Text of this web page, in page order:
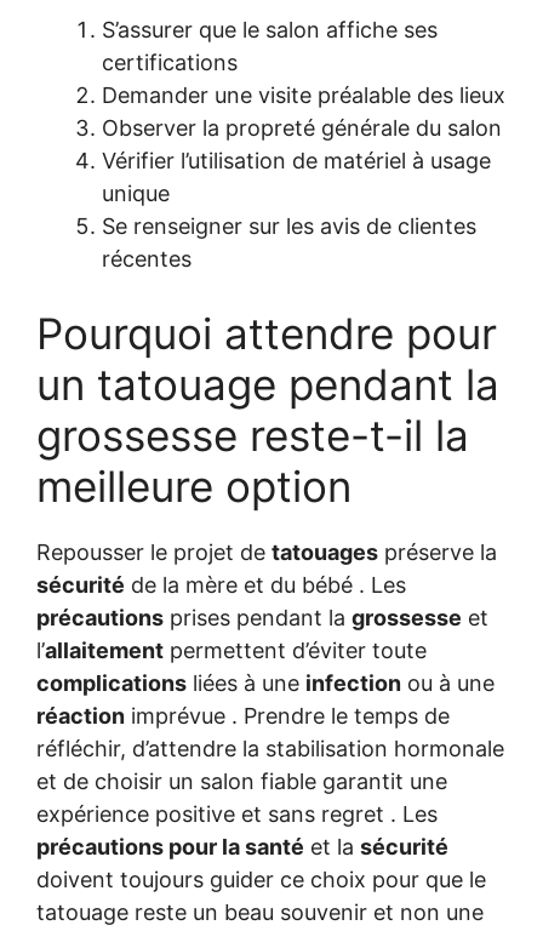
S’assurer que le salon affiche ses
certifications
Demander une visite préalable des lieux
Observer la propreté générale du salon
Vérifier l’utilisation de matériel à usage
unique
Se renseigner sur les avis de clientes
récentes
Pourquoi attendre pour
un tatouage pendant la
grossesse reste-t-il la
meilleure option
Repousser le projet de tatouages préserve la
sécurité de la mère et du bébé . Les
précautions prises pendant la grossesse et
l’allaitement permettent d’éviter toute
complications liées à une infection ou à une
réaction imprévue . Prendre le temps de
réfléchir, d’attendre la stabilisation hormonale
et de choisir un salon fiable garantit une
expérience positive et sans regret . Les
précautions pour la santé et la sécurité
doivent toujours guider ce choix pour que le
tatouage reste un beau souvenir et non une